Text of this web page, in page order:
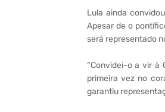
Lula ainda
Apesar de o
será representado
“Convidei-o a vir à
primeira vez no
garantiu